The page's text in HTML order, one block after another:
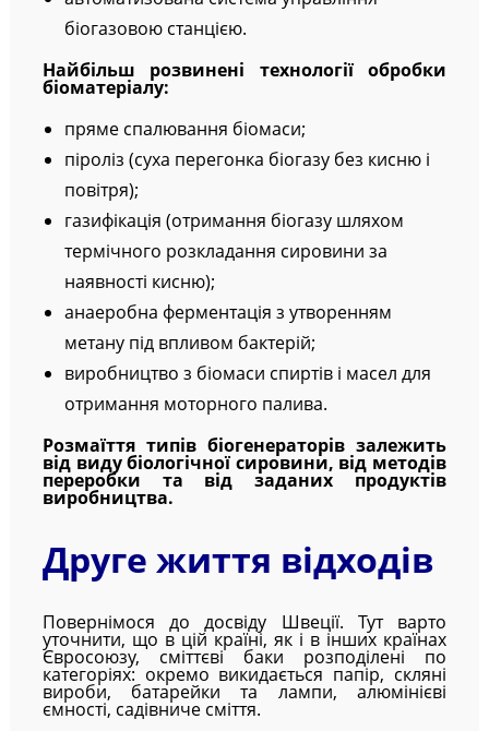
біогазовою станцією.
Найбільш розвинені технології обробки
біоматеріалу:
пряме спалювання біомаси;
піроліз (суха перегонка біогазу без кисню і
повітря);
газифікація (отримання біогазу шляхом
термічного розкладання сировини за
наявності кисню);
анаеробна ферментація з утворенням
метану під впливом бактерій;
виробництво з біомаси спиртів і масел для
отримання моторного палива.
Розмаїття типів біогенераторів залежить
від виду біологічної сировини, від методів
переробки та від заданих продуктів
виробництва.
Друге життя відходів
Повернімося до досвіду Швеції. Тут варто
уточнити, що в цій країні, як і в інших країнах
Євросоюзу, сміттєві баки розподілені по
категоріях: окремо викидається папір, скляні
вироби, батарейки та лампи, алюмінієві
ємності, садівниче сміття.